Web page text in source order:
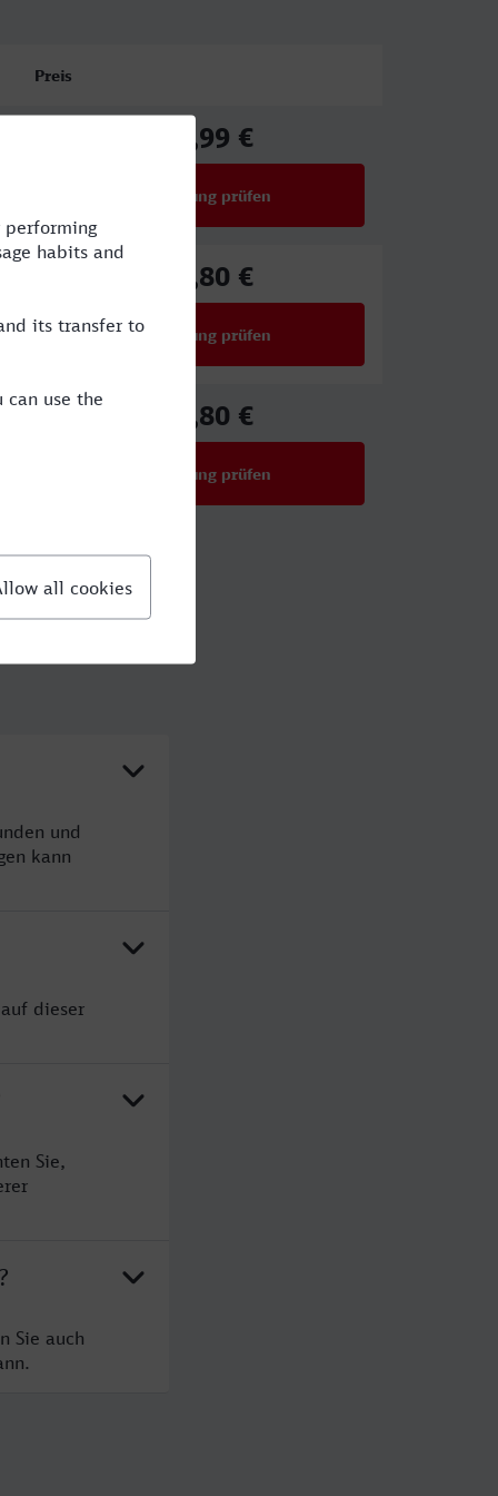
Preis
33,99 €
Verbindung prüfen
25,80 €
Verbindung prüfen
25,80 €
Verbindung prüfen
und
kann
dieser
Sie,
Sie auch